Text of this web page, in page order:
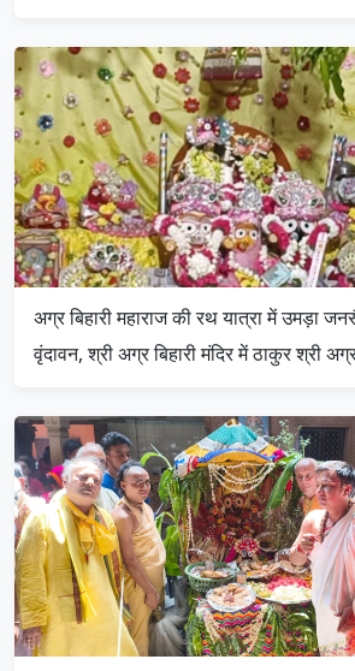
अग्र बिहारी महाराज की रथ यात्रा में उमड़ा
वृंदावन, श्री अग्र बिहारी मंदिर में ठाकुर श्री